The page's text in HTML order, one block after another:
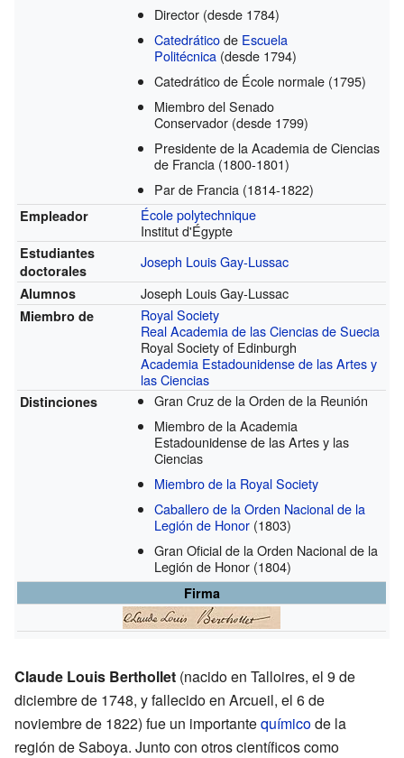
Director (desde 1784)
Catedráticode Escuela
Politécnica (desde 1794)
Catedrático de École normale (1795)
Miembro del Senado
Conservador (desde 1799)
Presidente de la Academia de Ciencias
de Francia (1800-1801)
Par de Francia (1814-1822)
Empleador
École polytechnique
Institut d'Égypte
Estudiantes
doctorales
Joseph Louis Gay-Lussac
Alumnos Joseph Louis Gay-Lussac
Miembro de
Royal Society
Real Academia de las Ciencias de Suecia
Royal Society of Edinburgh
Academia Estadounidense de las Artes y
las Ciencias
Distinciones
Gran Cruz de la Orden de la Reunión
Miembro de la Academia
Estadounidense de las Artes y las
Ciencias
Miembro de la Royal Society
Caballero de la Orden Nacional de la
Legión de Honor (1803)
Gran Oficial de la Orden Nacional de la
Legión de Honor (1804)
Firma
Claude Louis Berthollet (nacido en Talloires, el 9 de
diciembre de 1748, y fallecido en Arcueil, el 6 de
noviembre de 1822) fue un importantequímicode la
región de Saboya. Junto con otros científicos como